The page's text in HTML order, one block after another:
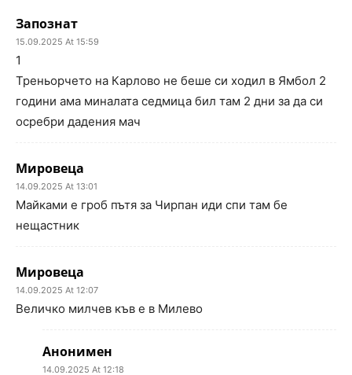
Запознат
15.09.2025 At 15:59
1
Треньорчето на Карлово не беше си ходил в Ямбол 2
години ама миналата седмица бил там 2 дни за да си
осребри дадения мач
Мировеца
14.09.2025 At 13:01
Майками е гроб пътя за Чирпан иди спи там бе
нещастник
Мировеца
14.09.2025 At 12:07
Величко милчев къв е в Милево
Анонимен
14.09.2025 At 12:18